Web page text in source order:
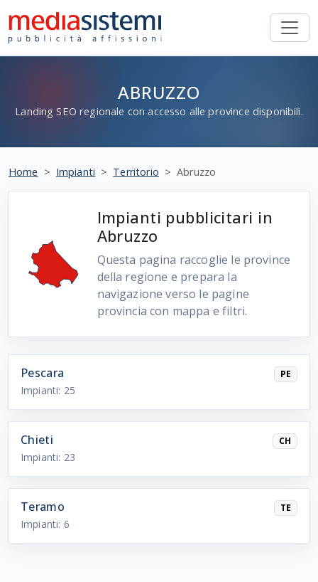
ABRUZZO
Landing SEO regionale con accesso alle province disponibili.
Home Impianti Territorio Abruzzo
Impianti pubblicitari in
Abruzzo
Questa pagina raccoglie le province
della regione e prepara la
navigazione verso le pagine
provincia con mappa e filtri.
Pescara PE
Impianti: 25
Chieti CH
Impianti: 23
Teramo TE
Impianti: 6